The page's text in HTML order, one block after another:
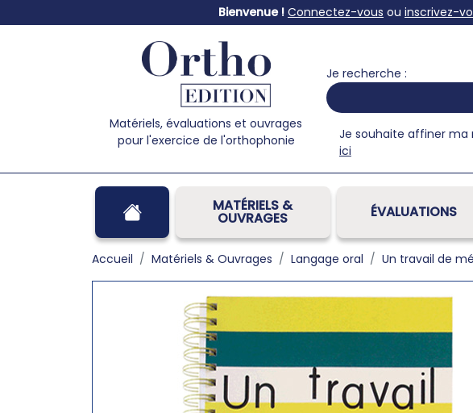
Bienvenue ! Connectez-vous ou inscrivez-
Matériels, évaluations et ouvrages
pour l'exercice de l'orthophonie
Je recherche :
Je souhaite affiner ma
ici
MATÉRIELS &
OUVRAGES ÉVALUATIONS
Accueil Matériels & Ouvrages Langage oral Un travail de